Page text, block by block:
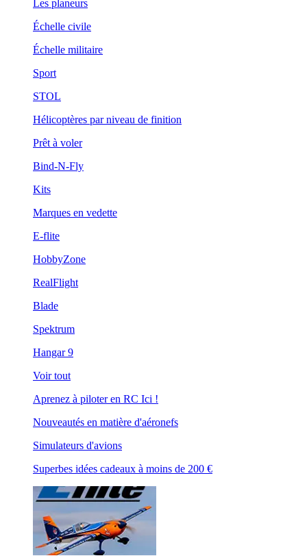
Les planeurs
Échelle civile
Échelle militaire
Sport
STOL
Hélicoptères par niveau de finition
Prêt à voler
Bind-N-Fly
Kits
Marques en vedette
E-flite
HobbyZone
RealFlight
Blade
Spektrum
Hangar 9
Voir tout
Aprenez à piloter en RC Ici !
Nouveautés en matière d'aéronefs
Simulateurs d'avions
Superbes idées cadeaux à moins de 200 €